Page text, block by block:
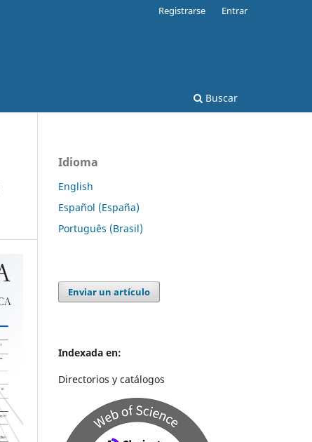
Buscar
Registrarse Entrar
Idioma
English
Español (España)
Português (Brasil)
Enviar un artículo
Indexada en:
Directorios y catálogos